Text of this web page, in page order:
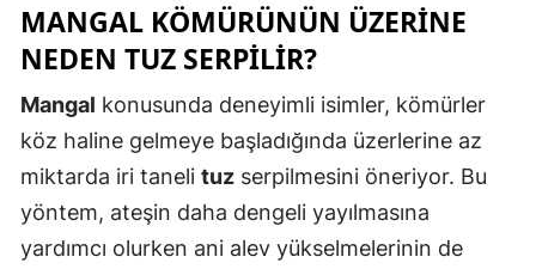
Mersin
Kars
MANGAL KÖMÜRÜNÜN ÜZERINE
NEDEN TUZ SERPILIR?
Mangal konusunda deneyimli isimler, kömürler
köz haline gelmeye başladığında üzerlerine az
miktarda iri taneli tuz serpilmesini öneriyor. Bu
yöntem, ateşin daha dengeli yayılmasına
yardımcı olurken ani alev yükselmelerinin de